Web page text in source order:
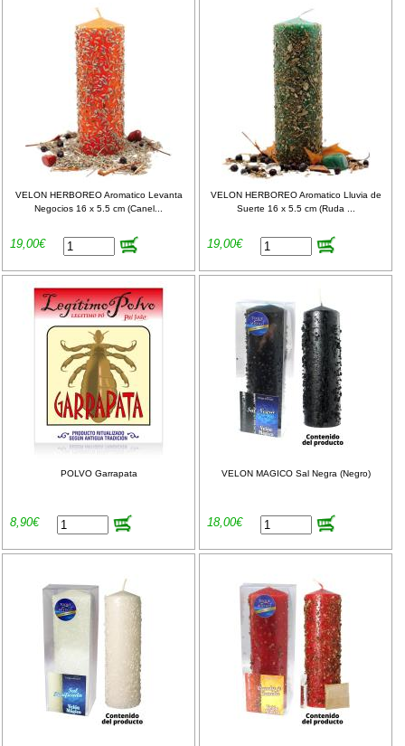
VELON HERBOREO Aromatico Levanta
Negocios 16 x 5.5 cm (Canel...
19,00€
VELON HERBOREO Aromatico Lluvia de
Suerte 16 x 5.5 cm (Ruda ...
19,00€
POLVO Garrapata
8,90€
VELON MAGICO Sal Negra (Negro)
18,00€